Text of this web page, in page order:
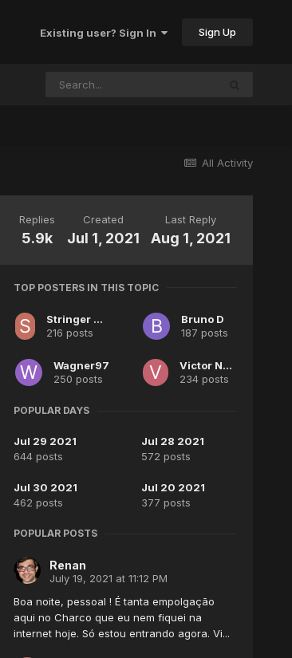
Existing user? Sign In Sign Up
All Activity
Replies
5.9k
Created
Jul 1, 2021
Last Reply
Aug 1, 2021
TOP POSTERS IN THIS TOPIC
Stringer Elowen
216 posts
Bruno D
187 posts
Wagner97
250 posts
Victor Naia
234 posts
POPULAR DAYS
Jul 29 2021
644 posts
Jul 28 2021
572 posts
Jul 30 2021
462 posts
Jul 20 2021
377 posts
POPULAR POSTS
Renan
July 19, 2021 at 11:12 PM
Boa noite, pessoal ! É tanta empolgação
aqui no Charco que eu nem fiquei na
internet hoje. Só estou entrando agora. Vi...